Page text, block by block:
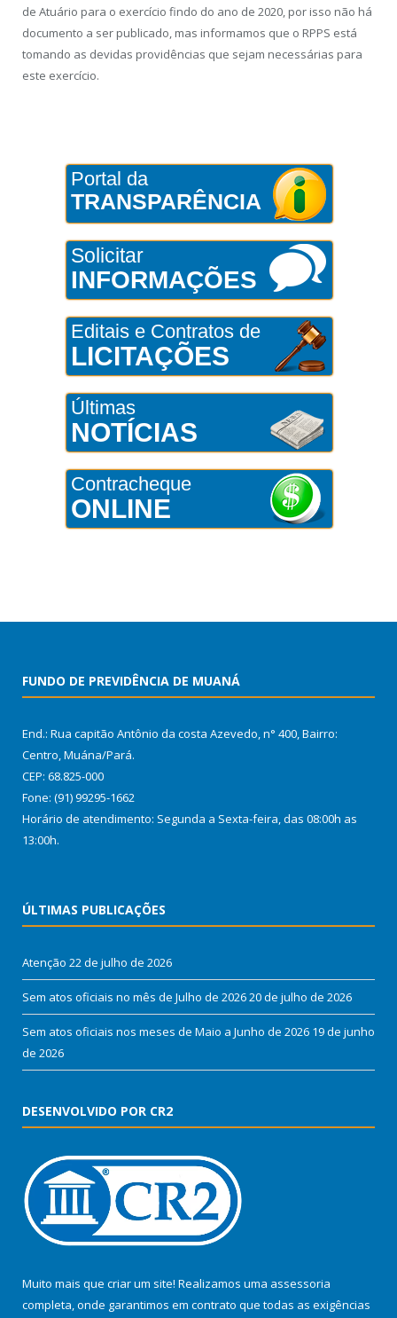
de Atuário para o exercício findo do ano de 2020, por isso não há
documento a ser publicado, mas informamos que o RPPS está
tomando as devidas providências que sejam necessárias para
este exercício.
Portal da
TRANSPARÊNCIA
Solicitar
INFORMAÇÕES
Editais e Contratos de
LICITAÇÕES
Últimas
NOTÍCIAS
Contracheque
ONLINE
FUNDO DE PREVIDÊNCIA DE MUANÁ
End.: Rua capitão Antônio da costa Azevedo, n° 400, Bairro:
Centro, Muána/Pará.
CEP: 68.825-000
Fone: (91) 99295-1662
Horário de atendimento: Segunda a Sexta-feira, das 08:00h as
13:00h.
ÚLTIMAS PUBLICAÇÕES
Atenção 22 de julho de 2026
Sem atos oficiais no mês de Julho de 202620 de julho de 2026
Sem atos oficiais nos meses de Maio a Junho de 2026 19 de junho
de 2026
DESENVOLVIDO POR CR2
Muito mais que criar um site! Realizamos uma assessoria
completa, onde garantimos em contrato que todas as exigências